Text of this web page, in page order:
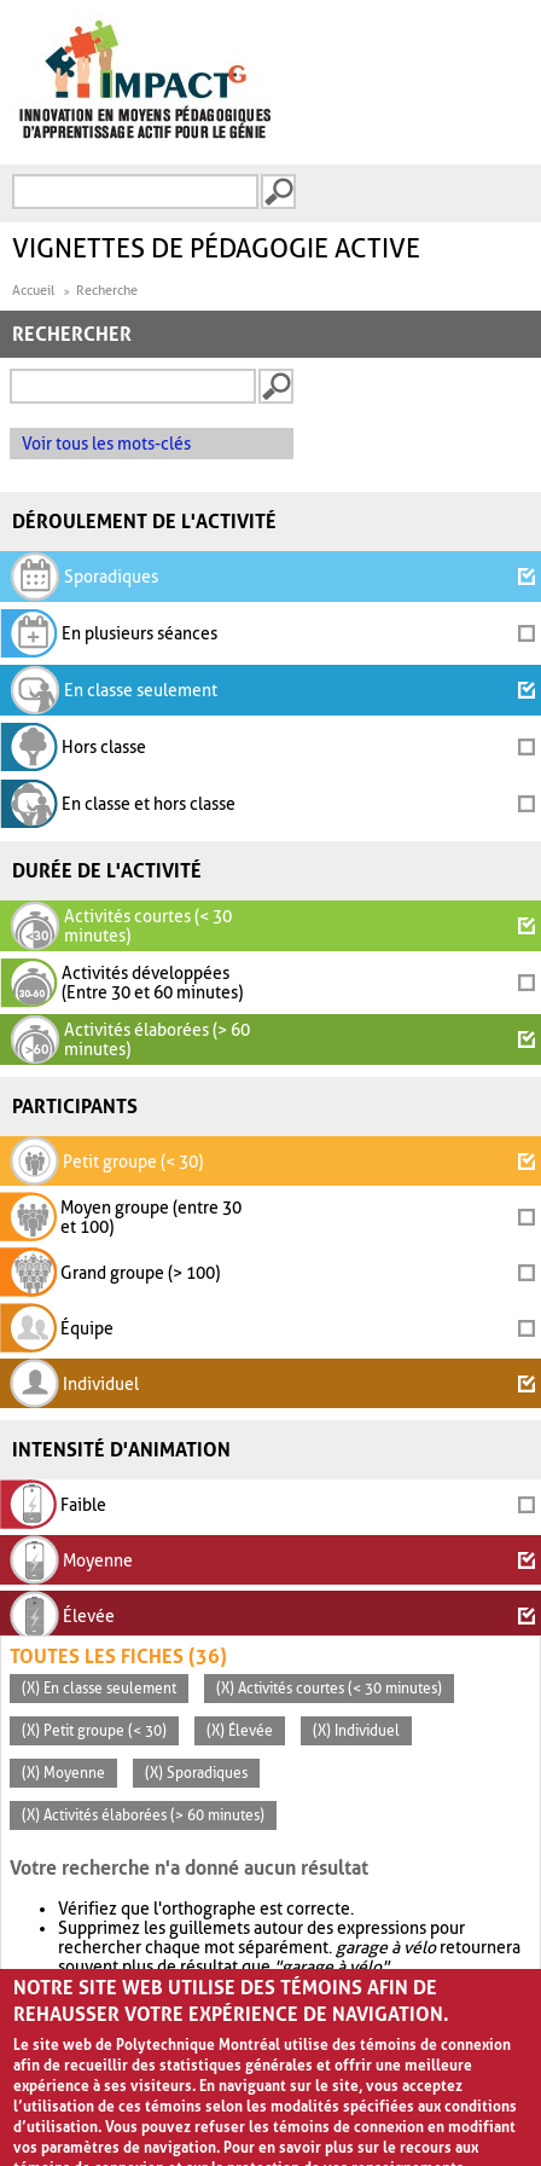
FORMULAIRE DE
VIGNETTES DE PÉDAGOGIE ACTIVE
Accueil Recherche
RECHERCHER
Voir tous les mots-clés
DÉROULEMENT DE L'ACTIVITÉ
Sporadiques
En plusieurs séances
En classe seulement
Hors classe
En classe et hors classe
DURÉE DE L'ACTIVITÉ
Activités courtes (< 30
minutes)
Activités développées
(Entre 30 et 60 minutes)
Activités élaborées (> 60
minutes)
PARTICIPANTS
Petit groupe (< 30)
Moyen groupe (entre 30
et 100)
Grand groupe (> 100)
Équipe
Individuel
INTENSITÉ D'ANIMATION
Faible
Moyenne
Élevée
TOUTES LES FICHES (36)
(X) En classe seulement (X) Activités courtes (< 30 minutes)
(X) Petit groupe (< 30) (X) Élevée (X) Individuel
(X) Moyenne (X) Sporadiques
(X) Activités élaborées (> 60 minutes)
Votre recherche n'a donné aucun résultat
Vérifiez que l'orthographe est correcte.
Supprimez les guillemets autour des expressions pour
rechercher chaque mot séparément. garage à véloretournera
souvent plus de résultat que"garage à vélo".
Envisagez d'élargir votre recherche avec OR.garage OR vélo
retournera souvent plus de résultat quegarage à vélo
NOTRE SITE WEB UTILISE DES TÉMOINS AFIN DE
REHAUSSER VOTRE EXPÉRIENCE DE NAVIGATION.
Le site web de Polytechnique Montréal utilise des témoins de connexion
afin de recueillir des statistiques générales et offrir une meilleure
expérience à ses visiteurs. En naviguant sur le site, vous acceptez
l’utilisation de ces témoins selon les modalités spécifiées aux conditions
d’utilisation. Vous pouvez refuser les témoins de connexion en modifiant
vos paramètres de navigation. Pour en savoir plus sur le recours aux